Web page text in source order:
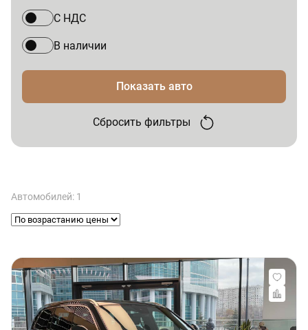
С НДС
В наличии
Показать авто
Сбросить фильтры
Автомобилей: 1